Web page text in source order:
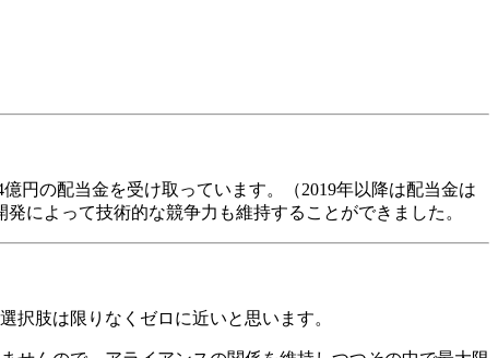
円の配当金を受け取っています。（2019年以降は配当金は
によって技術的な競争力も維持することができました。
択肢は限りなくゼロに近いと思います。